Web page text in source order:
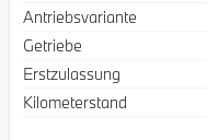
Antriebsvariante
Getriebe
Erstzulassung
Kilometerstand